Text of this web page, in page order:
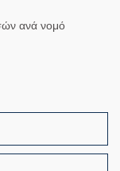
ανά νομό